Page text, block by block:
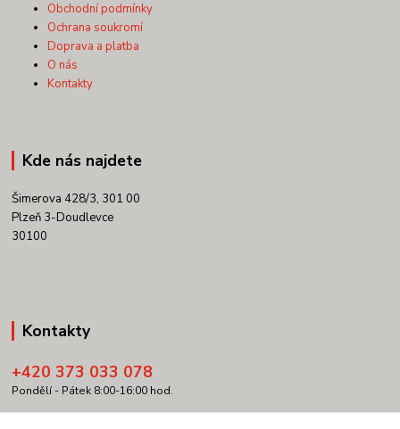
Obchodní podmínky
Ochrana soukromí
Doprava a platba
O nás
Kontakty
Kde nás najdete
Šimerova 428/3, 301 00
Plzeň 3-Doudlevce
30100
Kontakty
+420 373 033 078
Pondělí - Pátek 8:00-16:00 hod.